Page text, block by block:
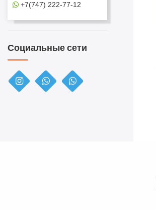
+7(747) 222-77-12
Социальные сети